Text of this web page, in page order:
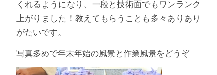
くれるようになり、一段と技術面でもワンランク
上がりました！教えてもらうことも多々ありあり
がたいです。
写真多めで年末年始の風景と作業風景をどうぞ